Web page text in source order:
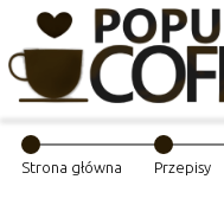
Strona główna Przepisy